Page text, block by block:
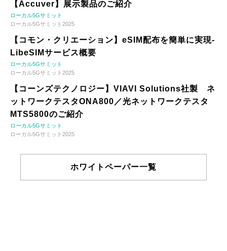
【Accuver】展示製品のご紹介
ローカル5Gサミット
ローカル5Gサミット2025
【コモン・クリエーション】eSIM配布を簡単に実現-
LibeSIMサービス概要
ローカル5Gサミット
ローカル5Gサミット2025
【コーンズテクノロジー】VIAVI Solutions社製 ネ
ットワークテスタONA800／光ネットワークテスタ
MTS5800のご紹介
ローカル5Gサミット
ローカル5Gサミット2025
ホワイトペーパー一覧